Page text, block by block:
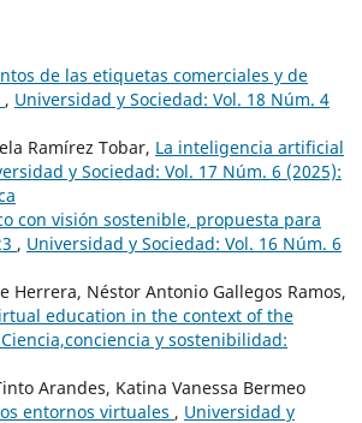
de las etiquetas comerciales y de
, Universidad y Sociedad: Vol. 18 Núm. 4
Ramírez Tobar, La inteligencia artificial
y Sociedad: Vol. 17 Núm. 6 (2025):
con visión sostenible, propuesta para
, Universidad y Sociedad: Vol. 16 Núm. 6
Herrera, Néstor Antonio Gallegos Ramos,
education in the context of the
y sostenibilidad:
Arandes, Katina Vanessa Bermeo
entornos virtuales , Universidad y